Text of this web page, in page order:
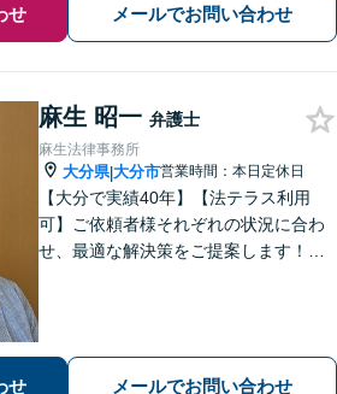
せ メールでお問い合わせ
麻生 昭一 弁護士
麻生法律事務所
大分県|大分市営業時間：本日定休日
【大分で実績40年】【法テラス利用
可】ご依頼者様それぞれの状況に合わ
せ、最適な解決策をご提案します！緊
す。どうぞお気軽にお話しください。
【休日面談可】
せ メールでお問い合わせ